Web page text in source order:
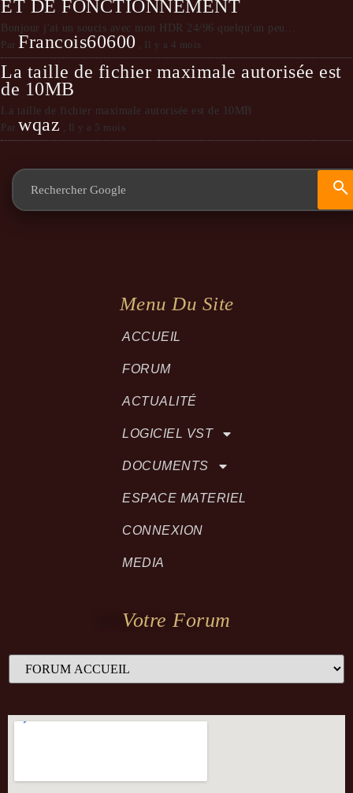
ET DE FONCTIONNEMENT
Bonjour j'ai un soucis avec mon HDR 24/96 quelqu'un peu...
Par Francois60600 , Il y a 4 mois
La taille de fichier maximale autorisée est
de 10MB
La taille de fichier maximale autorisée est de 10MB
Par wqaz , Il y a 5 mois
Menu Du Site
ACCUEIL
FORUM
ACTUALITÉ
LOGICIEL VST
DOCUMENTS
ESPACE MATERIEL
CONNEXION
MEDIA
Votre Forum